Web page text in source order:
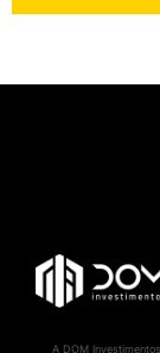
A DOM